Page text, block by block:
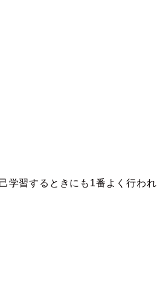
学習するときにも1番よく行われ